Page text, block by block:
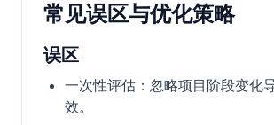
常见误区与优化策略
误区
一次性评估：忽略项目阶段变化
效。